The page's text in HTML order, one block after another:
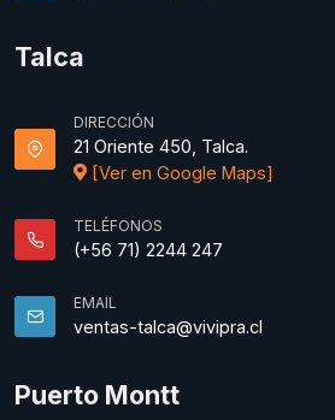
Talca
DIRECCIÓN
21 Oriente 450, Talca.
[Ver en Google Maps]
TELÉFONOS
(+56 71) 2244 247
EMAIL
ventas-talca@vivipra.cl
Puerto Montt